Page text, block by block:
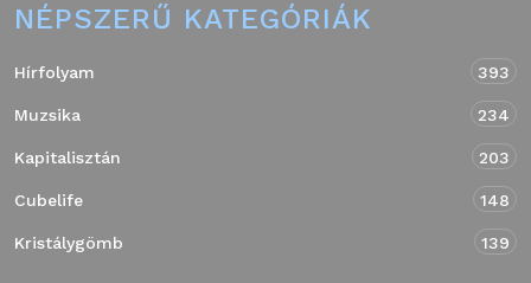
NÉPSZERŰ KATEGÓRIÁK
Hírfolyam 393
Muzsika 234
Kapitalisztán 203
Cubelife 148
Kristálygömb 139